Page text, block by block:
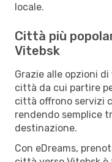
locale.
Città più
Vitebsk
Grazie alle opzioni
città da cui partire
città offrono servizi
rendendo semplice
destinazione.
Con eDreams,